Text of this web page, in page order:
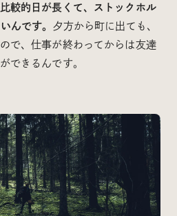
較的日が長くて、ストックホル
んです。 夕方から町に出ても、
で、仕事が終わってからは友達
できるんです。